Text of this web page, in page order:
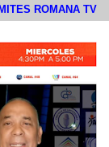
ROMANA TV